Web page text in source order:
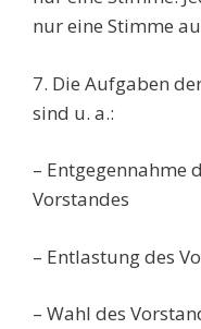
nur eine Stimme
7. Die Aufgaben
sind u. a.:
– Entgegennahme
Vorstandes
– Entlastung des
– Wahl des